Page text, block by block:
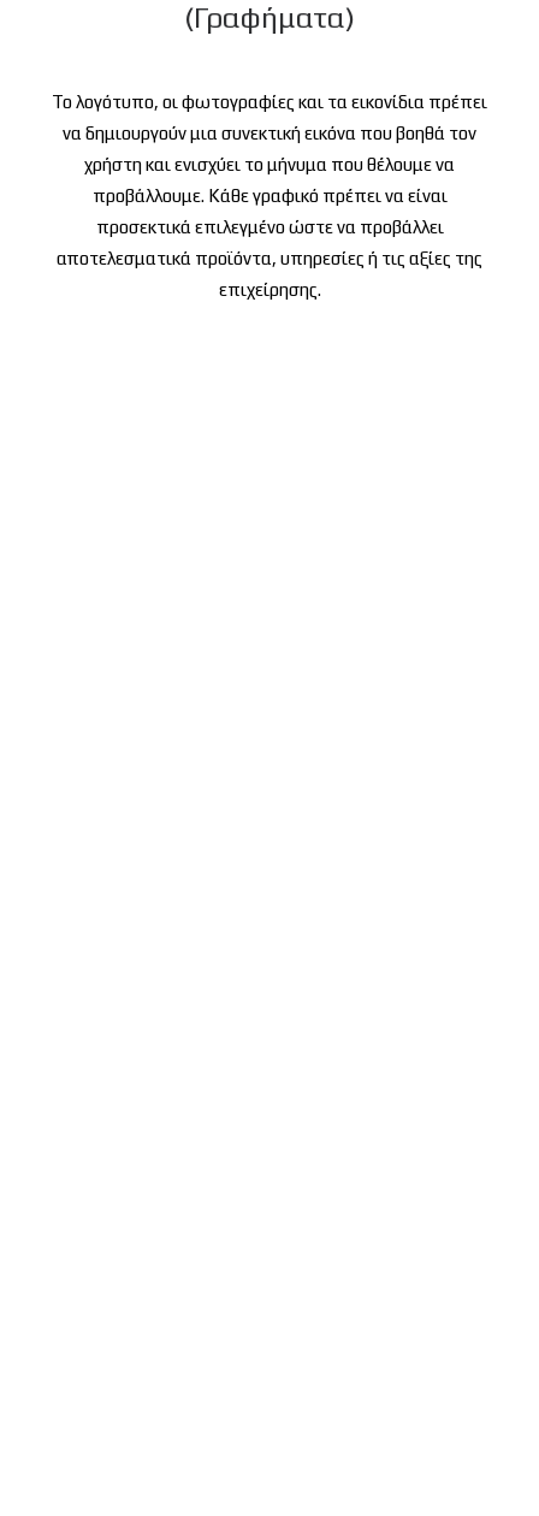
(Γραφήματα)
Το λογότυπο, οι φωτογραφίες και τα εικονίδια πρέπει
να δημιουργούν μια συνεκτική εικόνα που βοηθά τον
χρήστη και ενισχύει το μήνυμα που θέλουμε να
προβάλλουμε. Κάθε γραφικό πρέπει να είναι
προσεκτικά επιλεγμένο ώστε να προβάλλει
αποτελεσματικά προϊόντα, υπηρεσίες ή τις αξίες της
επιχείρησης.